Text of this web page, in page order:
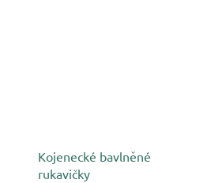
Kojenecké bavlněné
rukavičky